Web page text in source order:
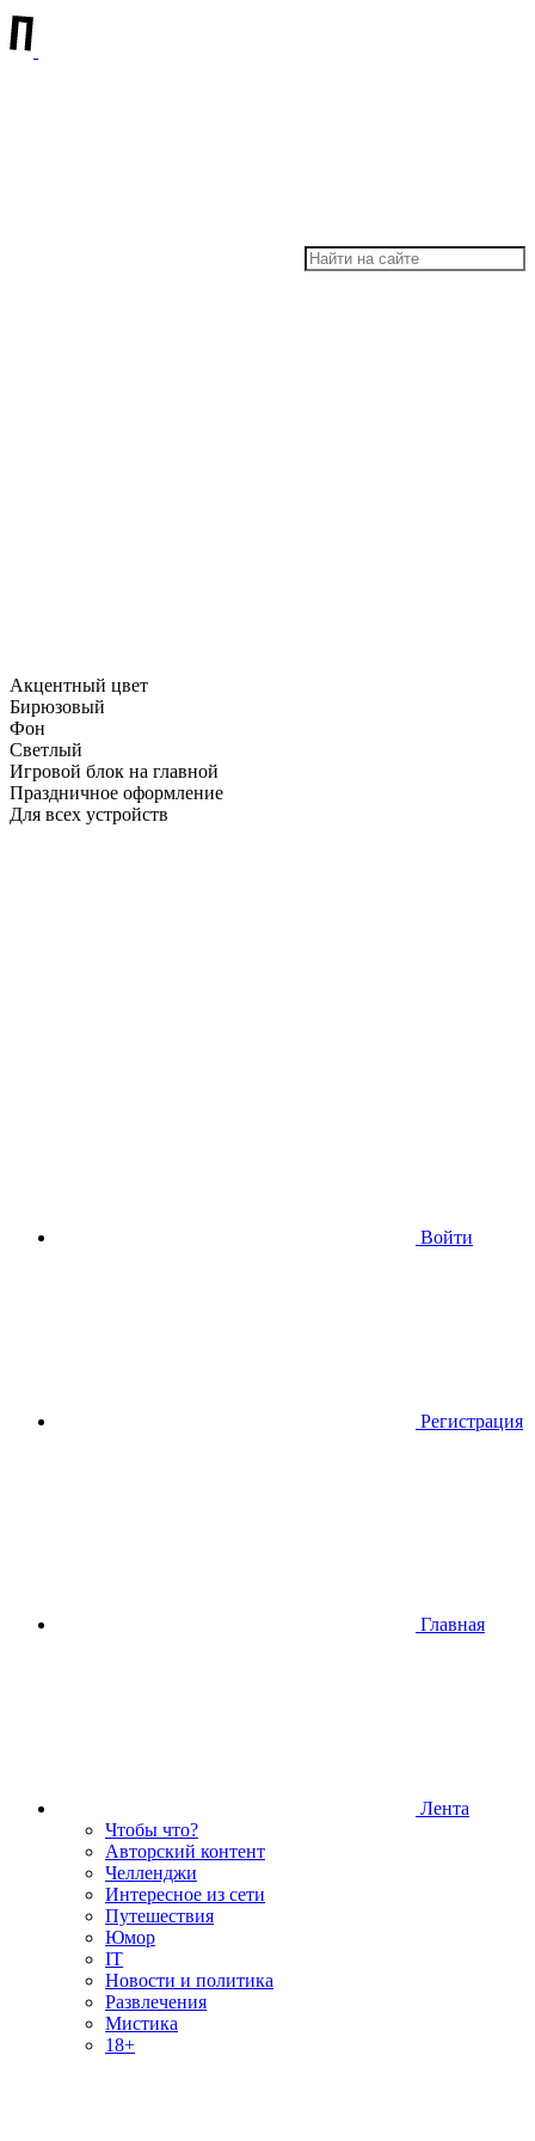
Акцентный цвет
Бирюзовый
Фон
Светлый
Игровой блок на главной
Праздничное оформление
Для всех устройств
Войти
Регистрация
Главная
Лента
Чтобы что?
Авторский контент
Челленджи
Интересное из сети
Путешествия
Юмор
IT
Новости и политика
Развлечения
Мистика
18+